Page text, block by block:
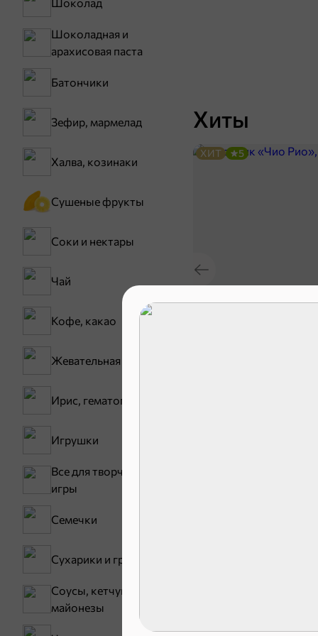
Шоколадная и
арахисовая паста
Батончики
Зефир, мармелад
Халва, козинаки
Сушеные фрукты
Соки и нектары
Чай
Кофе, какао
Жевательная резинка
Ирис, гематоген
Игрушки
Все для творчества,
игры
Семечки
Сухарики и гренки
Соусы, кетчупы,
майонезы
Хиты
ХИТ 5